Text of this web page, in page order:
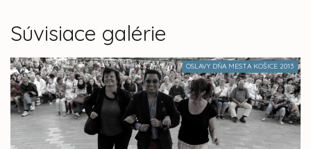
Súvisiace galérie
OSLAVY DŇA MESTA KOŠICE 2013